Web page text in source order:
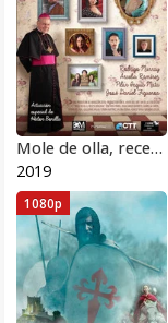
Mole de olla, receta original
2019
1080p